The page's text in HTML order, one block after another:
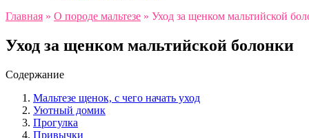
Главная » О породе мальтезе » Уход за щенком мальтийской
Уход за щенком мальтийской болонки
Содержание
Мальтезе щенок, с чего начать уход
Уютный домик
Прогулка
Привычки